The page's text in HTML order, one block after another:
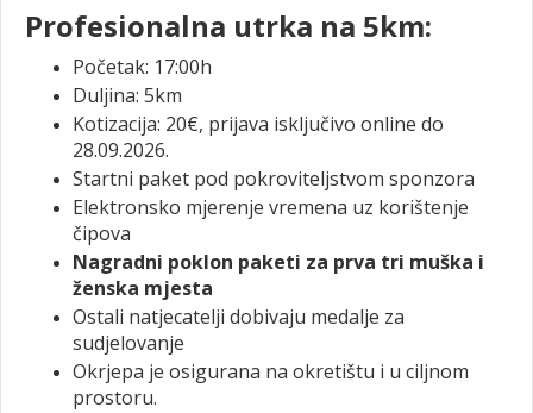
Profesionalna utrka na 5km:
Početak: 17:00h
Duljina: 5km
Kotizacija: 20€, prijava isključivo online do
28.09.2026.
Startni paket pod pokroviteljstvom sponzora
Elektronsko mjerenje vremena uz korištenje
čipova
Nagradni poklon paketi za prva tri muška i
ženska mjesta
Ostali natjecatelji dobivaju medalje za
sudjelovanje
Okrjepa je osigurana na okretištu i u ciljnom
prostoru.